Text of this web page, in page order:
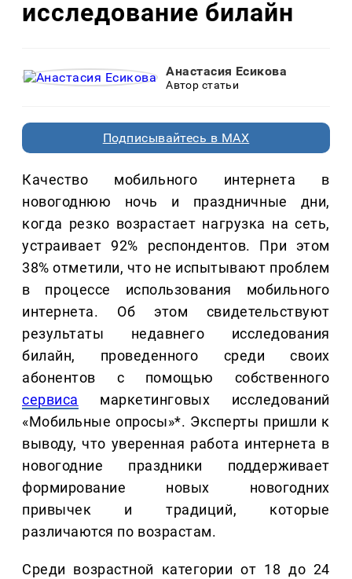
исследование билайн
Анастасия Есикова
Автор статьи
Подписывайтесь в MAX
Качество мобильного интернета в
новогоднюю ночь и праздничные дни,
когда резко возрастает нагрузка на сеть,
устраивает 92% респондентов. При этом
38% отметили, что не испытывают проблем
в процессе использования мобильного
интернета. Об этом свидетельствуют
результаты недавнего исследования
билайн, проведенного среди своих
абонентов с помощью собственного
сервиса маркетинговых исследований
«Мобильные опросы»*. Эксперты пришли к
выводу, что уверенная работа интернета в
новогодние праздники поддерживает
формирование новых новогодних
привычек и традиций, которые
различаются по возрастам.
Среди возрастной категории от 18 до 24